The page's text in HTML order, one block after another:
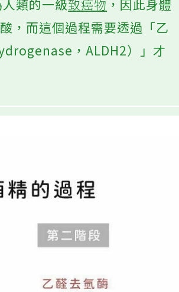
人類的一級致癌物 ，因此身體
，而這個過程需要透過「乙
，ALDH2）」才